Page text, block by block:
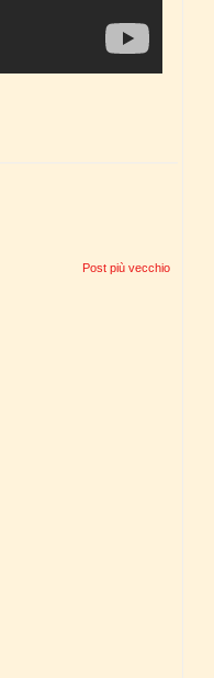
Post più vecchio